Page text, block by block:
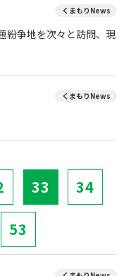
くまもりNews
紛争地を次々と訪問、現
くまもりNews
33 34
53